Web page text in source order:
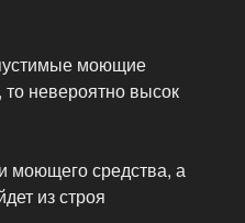
моющие
невероятно высок
моющего средства, а
из строя